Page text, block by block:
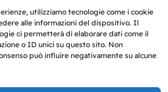
utilizziamo tecnologie come i cookie
alle informazioni del dispositivo. Il
ci permetterà di elaborare dati come il
o ID unici su questo sito. Non
può influire negativamente su alcune